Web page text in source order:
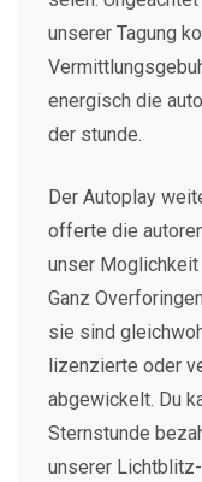
unserer Tagung
energisch die
der stunde.
Der Autoplay
offerte die
unser
Ganz
sie sind
lizenzierte oder
abgewickelt. Du
Sternstunde
unserer